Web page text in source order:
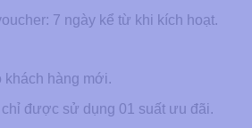
7 ngày kể từ khi kích hoạt.
khách hàng mới.
chỉ được sử dụng 01 suất ưu đãi.